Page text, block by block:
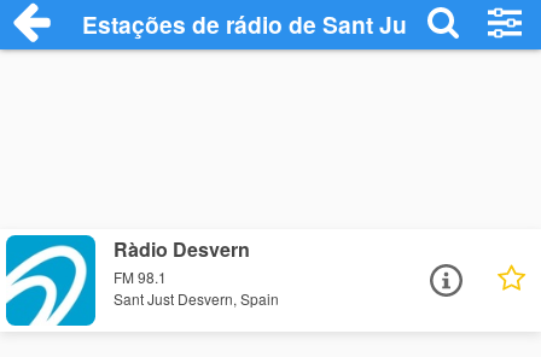
Estações de rádio de Sant Just Desvern
Ràdio Desvern
FM 98.1
Sant Just Desvern, Spain